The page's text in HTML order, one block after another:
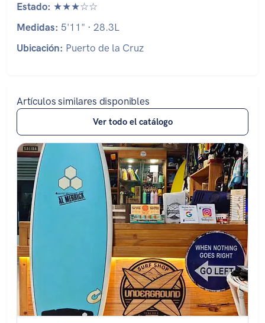
Estado: ★★★☆☆
Medidas: 5'11" · 28.3L
Ubicación: Puerto de la Cruz
Artículos similares disponibles
Ver todo el catálogo
Estado: ★★★★☆